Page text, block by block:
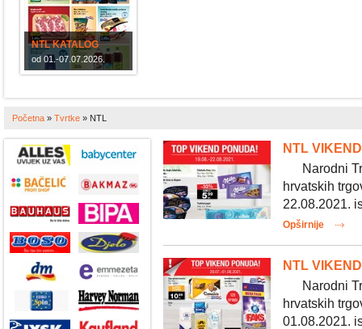
NTL KATALOG
od 01.-07.07.2026.
Početna » Tvrtke » NTL
NTL
Narodni
hrvatskih
22.08.2021.
Opširnije
NTL
Narodni
hrvatskih
01.08.2021.